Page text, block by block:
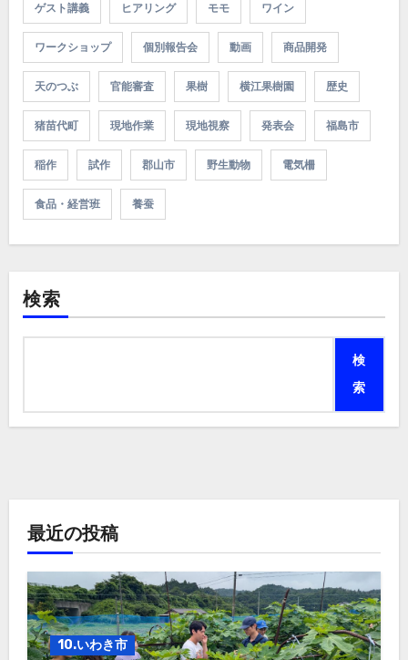
ゲスト講義 ヒアリング モモ ワイン
ワークショップ 個別報告会 動画 商品開発
天のつぶ 官能審査 果樹 横江果樹園 歴史
猪苗代町 現地作業 現地視察 発表会 福島市
稲作 試作 郡山市 野生動物 電気柵
食品・経営班 養蚕
検索
検
索
最近の投稿
10.いわき市